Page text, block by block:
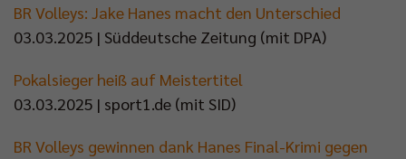
BR Volleys: Jake Hanes macht den Unterschied
03.03.2025 | Süddeutsche Zeitung (mit DPA)
Pokalsieger heiß auf Meistertitel
03.03.2025 | sport1.de (mit SID)
BR Volleys gewinnen dank Hanes Final-Krimi gegen